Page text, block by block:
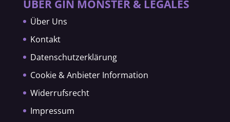
ÜBER GIN MONSTER & LEGALES
Über Uns
Kontakt
Datenschutzerklärung
Cookie & Anbieter Information
Widerrufsrecht
Impressum